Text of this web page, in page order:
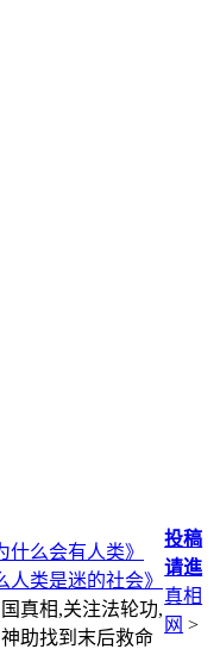
什么会有人类》
人类是迷的社会》
真相,关注法轮功,
助找到末后救命
投稿
请進
真相
网 >